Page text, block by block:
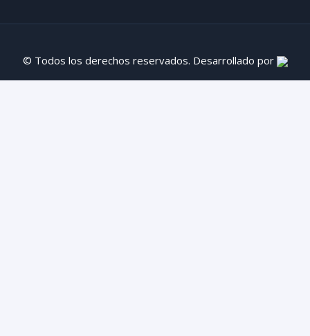
© Todos los derechos reservados. Desarrollado por